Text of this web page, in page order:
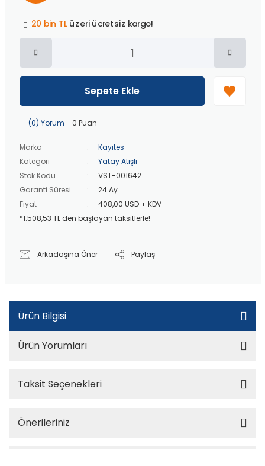
20 bin TLüzeri ücretsiz kargo!
40 bin TL
Peşin fiyatına
üzeri ücretsiz kargo!
üzeri ücretsiz kargo!
40 bin TLüzeri özel teklif!
Sepete Ekle
(0) Yorum - 0 Puan
Marka
Kayıtes
Kategori
Yatay Atışlı
Stok Kodu
VST-001642
Garanti Süresi
24 Ay
Fiyat
408,00 USD + KDV
*1.508,53 TL den başlayan taksitlerle!
Arkadaşına Öner Paylaş
Ürün Bilgisi
Ürün Yorumları
Taksit Seçenekleri
Önerileriniz